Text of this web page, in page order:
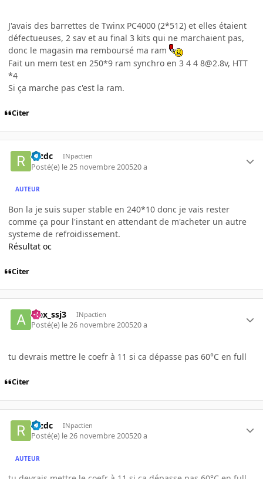
J'avais des barrettes de Twinx PC4000 (2*512) et elles étaient
défectueuses, 2 sav et au final 3 kits qui ne marchaient pas,
donc le magasin ma remboursé ma ram
Fait un mem test en 250*9 ram synchro en 3 4 4 8@2.8v, HTT
*4
Si ça marche pas c'est la ram.
Citer
rezdc INpactien
Posté(e) le 25 novembre 200520 a
AUTEUR
Bon la je suis super stable en 240*10 donc je vais rester
comme ça pour l'instant en attendant de m'acheter un autre
systeme de refroidissement.
Résultat oc
Citer
alex_ssj3 INpactien
Posté(e) le 26 novembre 200520 a
tu devrais mettre le coefr à 11 si ca dépasse pas 60°C en full
Citer
rezdc INpactien
Posté(e) le 26 novembre 200520 a
AUTEUR